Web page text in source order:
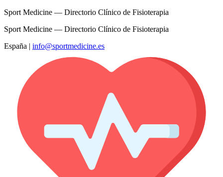
Sport Medicine — Directorio Clínico de Fisioterapia
Sport Medicine — Directorio Clínico de Fisioterapia
España | info@sportmedicine.es